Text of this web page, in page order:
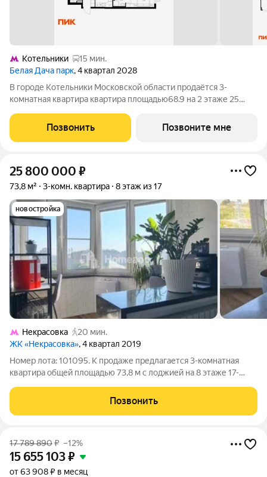
Котельники
15 мин.
Белая Дача парк, 4 квартал 2028
В городе Котельники Московской области продаётся 3-
комнатная квартира квартира площадью68.9 на 2 этаже 25
Дача парк». Удобное расположение 7 минут на автомобиле до
станции метро «Котельники»
Позвонить Позвоните мне
25 800 000 ₽
73,8 м² 3-комн. квартира 8 этаж из 17
новостройка
Некрасовка
20 мин.
ЖК «Некрасовка», 4 квартал 2019
Номер лота: 101095. К продаже предлагается 3-комнатная
квартира общей площадью 73,8 м с лоджией на 8 этаже 17-
потолков 2,7 м. Функциональная планировка: все комнаты
изолированные.
Позвонить
17 789 890₽ –12%
15 655 103₽
от 63 908 ₽ в месяц